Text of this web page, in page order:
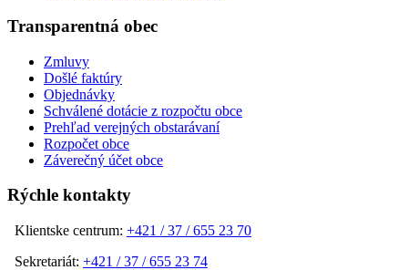
Transparentná obec
Zmluvy
Došlé faktúry
Objednávky
Schválené dotácie z rozpočtu obce
Prehľad verejných obstarávaní
Rozpočet obce
Záverečný účet obce
Rýchle kontakty
Klientske centrum: +421 / 37 / 655 23 70
Sekretariát: +421 / 37 / 655 23 74